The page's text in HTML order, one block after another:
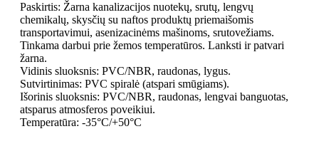
Paskirtis: Žarna kanalizacijos nuotekų, srutų, lengvų
chemikalų, skysčių su naftos produktų priemaišomis
transportavimui, asenizacinėms mašinoms, srutovežiams.
Tinkama darbui prie žemos temperatūros. Lanksti ir patvari
žarna.
Vidinis sluoksnis: PVC/NBR, raudonas, lygus.
Sutvirtinimas: PVC spiralė (atspari smūgiams).
Išorinis sluoksnis: PVC/NBR, raudonas, lengvai banguotas,
atsparus atmosferos poveikiui.
Temperatūra: -35°C/+50°C